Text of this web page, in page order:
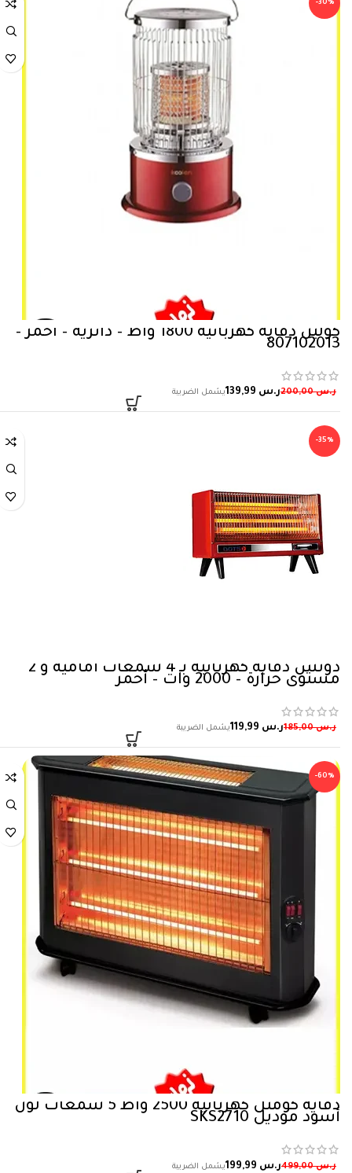
-30%
كولين دفاية كهربائية 1800 واط – دائرية – احمر –
807102013
ر.س200,00 ر.س
-35%
دوتس دفاية كهربائية بـ 4 شمعات أمامية و 2
مستوى حرارة – 2000 وات – أحمر
ر.س185,00 ر.س
-60%
دفاية كومتل كهربائية 2500 واط 5 شمعات لون
أسود موديل SKS2710
ر.س499,00 ر.س